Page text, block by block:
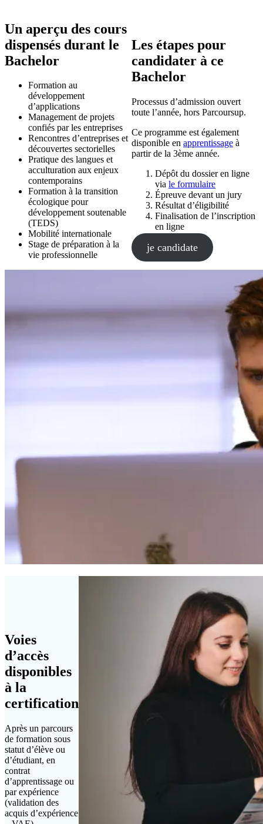
Un aperçu des cours
dispensés durant le
Bachelor
Formation au
développement
d’applications
Management de projets
confiés par les entreprises
Rencontres d’entreprises et
découvertes sectorielles
Pratique des langues et
acculturation aux enjeux
contemporains
Formation à la transition
écologique pour
développement soutenable
(TEDS)
Mobilité internationale
Stage de préparation à la
vie professionnelle
Les étapes pour
candidater à ce
Bachelor
Processus d’admission ouvert
toute l’année, hors Parcoursup.
Ce programme est également
disponible en apprentissage à
partir de la 3ème année.
Dépôt du dossier en ligne
via le formulaire
Épreuve devant un jury
Résultat d’éligibilité
Finalisation de l’inscription
en ligne
je candidate
Voies
d’accès
disponibles
à la
certification
Après un parcours
de formation sous
statut d’élève ou
d’étudiant, en
contrat
d’apprentissage ou
par expérience
(validation des
acquis d’expérience